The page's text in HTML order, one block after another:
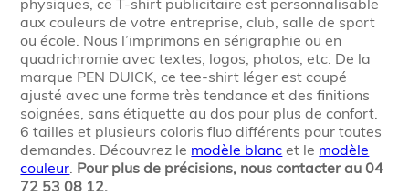
physiques, ce T-shirt publicitaire est personnalisable
aux couleurs de votre entreprise, club, salle de sport
ou école. Nous l’imprimons en sérigraphie ou en
quadrichromie avec textes, logos, photos, etc. De la
marque PEN DUICK, ce tee-shirt léger est coupé
ajusté avec une forme très tendance et des finitions
soignées, sans étiquette au dos pour plus de confort.
6 tailles et plusieurs coloris fluo différents pour toutes
demandes. Découvrez le modèle blanc et le modèle
couleur. Pour plus de précisions, nous contacter au 04
72 53 08 12.